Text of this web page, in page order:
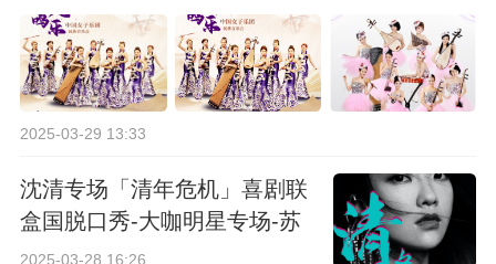
2025-03-29 13:33
沈清专场「清年危机」喜剧联
盒国脱口秀-大咖明星专场-苏
州站
2025-03-28 16:26